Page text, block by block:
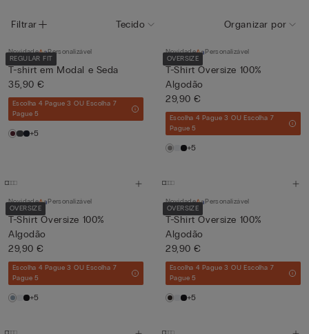
Filtrar Tecido Organizar por
REGULAR FIT
Novidade Personalizável
T-shirt em Modal e Seda
35,90 €
Escolha 4 Pague 3 OU Escolha 7
Pague 5
+5
OVERSIZE
Novidade Personalizável
T-Shirt Oversize 100%
Algodão
29,90 €
Escolha 4 Pague 3 OU Escolha 7
Pague 5
+5
OVERSIZE
Novidade Personalizável
T-Shirt Oversize 100%
Algodão
29,90 €
Escolha 4 Pague 3 OU Escolha 7
Pague 5
+5
OVERSIZE
Novidade Personalizável
T-Shirt Oversize 100%
Algodão
29,90 €
Escolha 4 Pague 3 OU Escolha 7
Pague 5
+5